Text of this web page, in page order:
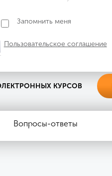
Запомнить меня
Пользовательское соглашение
КУРСОВ
Вопросы-ответы